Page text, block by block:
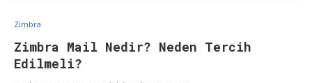
Zimbra
Zimbra Mail Nedir? Neden Tercih
Edilmeli?